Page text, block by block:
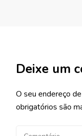
Deixe um
O seu endereço
obrigatórios são